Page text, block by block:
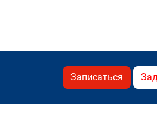
Записаться